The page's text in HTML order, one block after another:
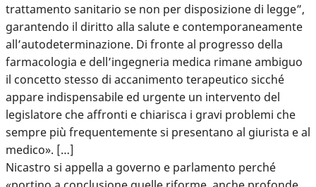
trattamento sanitario se non per disposizione di legge”,
garantendo il diritto alla salute e contemporaneamente
all’autodeterminazione. Di fronte al progresso della
farmacologia e dell’ingegneria medica rimane ambiguo
il concetto stesso di accanimento terapeutico sicché
appare indispensabile ed urgente un intervento del
legislatore che affronti e chiarisca i gravi problemi che
sempre più frequentemente si presentano al giurista e al
medico». […]
Nicastro si appella a governo e parlamento perché